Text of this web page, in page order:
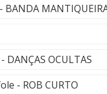
BANDA
DANÇAS OCULTAS
- ROB CURTO